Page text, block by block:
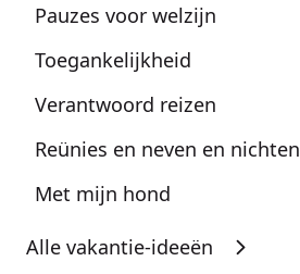
Pauzes voor welzijn
Toegankelijkheid
Verantwoord reizen
Reünies en neven en nichten
Met mijn hond
Alle vakantie-ideeën